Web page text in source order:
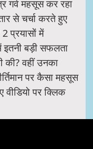
गर्व महसूस कर रहा
से चर्चा करते हुए
प्रयासों में
बड़ी सफलता
की? वहीं उनका
पर कैसा महसूस
वीडियो पर क्लिक